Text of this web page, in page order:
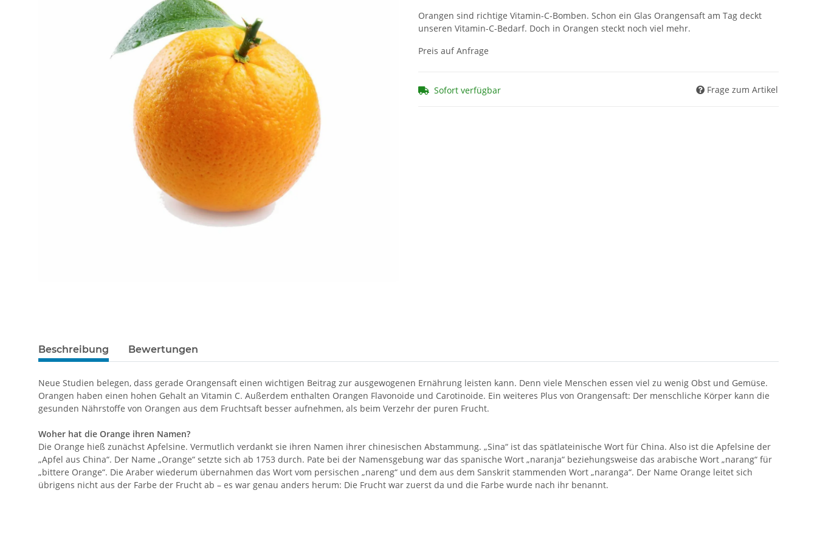
Orangen sind richtige Vitamin-C-Bomben. Schon ein Glas Orangensaft am Tag deckt
unseren Vitamin-C-Bedarf. Doch in Orangen steckt noch viel mehr.
Preis auf Anfrage
Sofort verfügbar Frage zum Artikel
Beschreibung Bewertungen
Neue Studien belegen, dass gerade Orangensaft einen wichtigen Beitrag zur ausgewogenen Ernährung leisten kann. Denn viele Menschen essen viel zu wenig Obst und Gemüse.
Orangen haben einen hohen Gehalt an Vitamin C. Außerdem enthalten Orangen Flavonoide und Carotinoide. Ein weiteres Plus von Orangensaft: Der menschliche Körper kann die
gesunden Nährstoffe von Orangen aus dem Fruchtsaft besser aufnehmen, als beim Verzehr der puren Frucht.
Woher hat die Orange ihren Namen?
Die Orange hieß zunächst Apfelsine. Vermutlich verdankt sie ihren Namen ihrer chinesischen Abstammung. „Sina“ ist das spätlateinische Wort für China. Also ist die Apfelsine der
„Apfel aus China“. Der Name „Orange“ setzte sich ab 1753 durch. Pate bei der Namensgebung war das spanische Wort „naranja“ beziehungsweise das arabische Wort „narang“ für
„bittere Orange“. Die Araber wiederum übernahmen das Wort vom persischen „nareng“ und dem aus dem Sanskrit stammenden Wort „naranga“. Der Name Orange leitet sich
übrigens nicht aus der Farbe der Frucht ab – es war genau anders herum: Die Frucht war zuerst da und die Farbe wurde nach ihr benannt.